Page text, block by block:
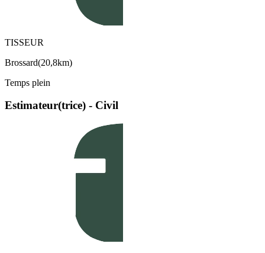
TISSEUR
Brossard(20,8km)
Temps plein
Estimateur(trice) - Civil